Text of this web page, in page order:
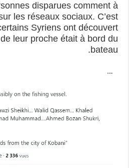
disparues comment à
les réseaux sociaux. C’est
Syriens ont découvert
leur proche était à bord du
bateau.